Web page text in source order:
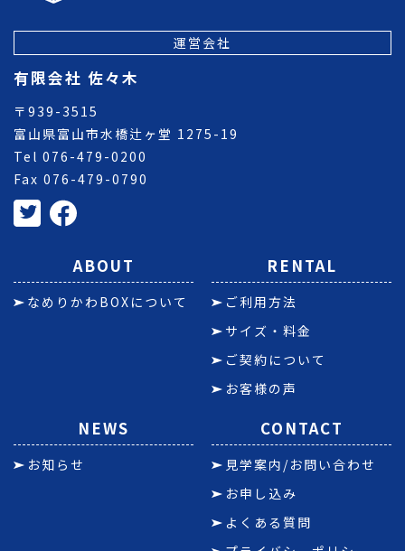
運営会社
有限会社 佐々木
〒939-3515
富山県富山市水橋辻ヶ堂 1275-19
Tel 076-479-0200
Fax 076-479-0790
ABOUT
なめりかわBOXについて
RENTAL
ご利用方法
サイズ・料金
ご契約について
お客様の声
NEWS
お知らせ
CONTACT
見学案内/お問い合わせ
お申し込み
よくある質問